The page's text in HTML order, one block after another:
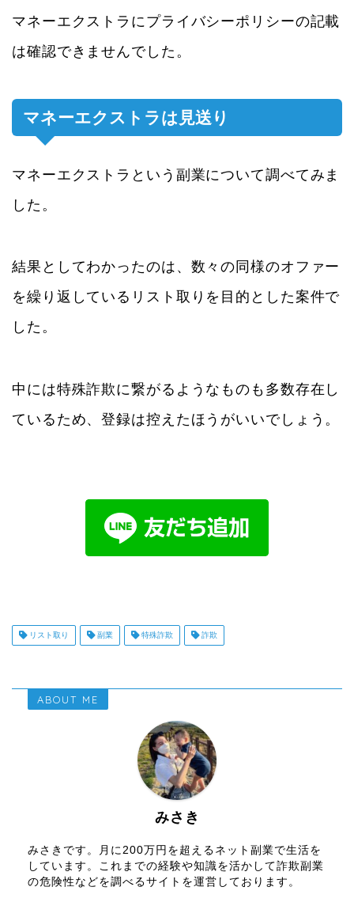
マネーエクストラにプライバシーポリシーの記載
は確認できませんでした。
マネーエクストラは見送り
マネーエクストラという副業について調べてみま
した。
結果としてわかったのは、数々の同様のオファー
を繰り返しているリスト取りを目的とした案件で
した。
中には特殊詐欺に繋がるようなものも多数存在し
ているため、登録は控えたほうがいいでしょう。
リスト取り 副業 特殊詐欺 詐欺
ABOUT ME
みさき
みさきです。月に200万円を超えるネット副業で生活を
しています。これまでの経験や知識を活かして詐欺副業
の危険性などを調べるサイトを運営しております。